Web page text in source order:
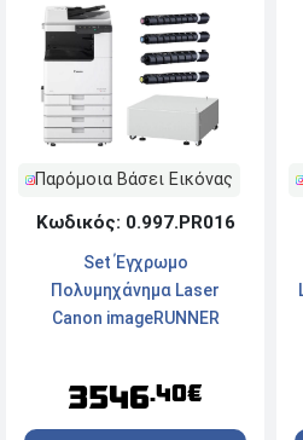
Παρόμοια Βάσει Εικόνας
Κωδικός: 0.997.PR016
Set Έγχρωμο
Πολυμηχάνημα Laser
Canon imageRUNNER
Βάση Canon Plain Pedestal
Type-S3 + 4 Toner Canon C-
3546.40€